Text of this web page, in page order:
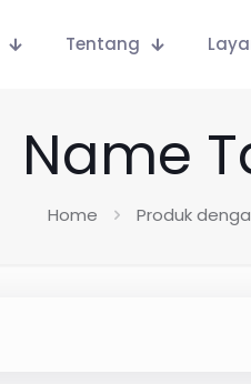
Tentang
Name
Home Produk